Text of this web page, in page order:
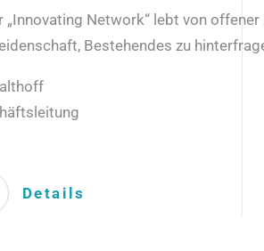
„Innovating Network“ lebt von
Bestehendes zu
Details